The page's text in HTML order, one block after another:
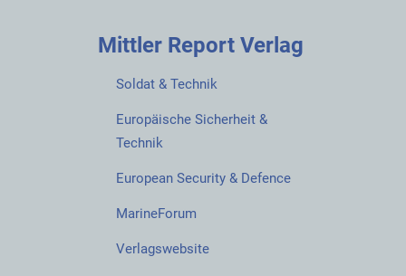
Mittler Report Verlag
Soldat & Technik
Europäische Sicherheit &
Technik
European Security & Defence
MarineForum
Verlagswebsite